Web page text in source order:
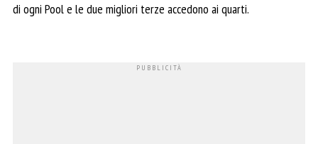
di ogni Pool e le due migliori terze accedono ai quarti.